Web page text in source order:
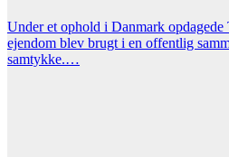
Under et ophold i Danmark opdagede
ejendom blev brugt i en offentlig
samtykke.…